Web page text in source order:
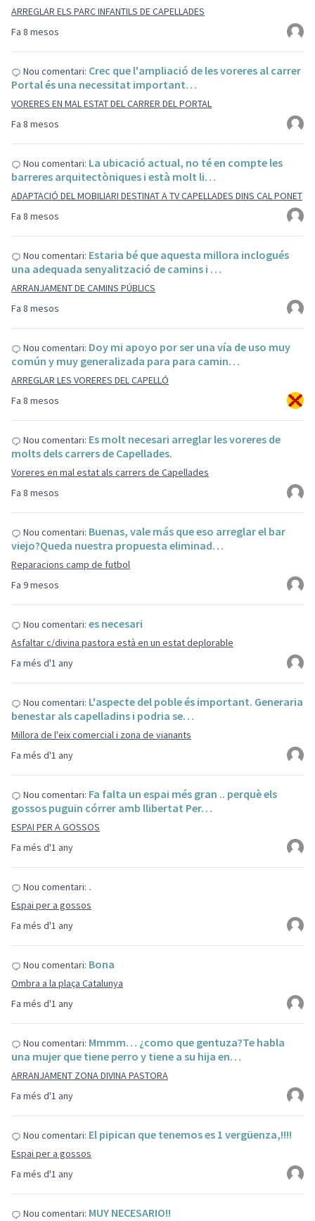
Fa 8 mesos
ARREGLAR ELS PARC INFANTILS DE CAPELLADES
Fa 8 mesos
Nou comentari: Crec que l'ampliació de les voreres al carrer
Portal és una necessitat important…
VORERES EN MAL ESTAT DEL CARRER DEL PORTAL
Fa 8 mesos
Nou comentari: La ubicació actual, no té en compte les
barreres arquitectòniques i està molt li…
ADAPTACIÓ DEL MOBILIARI DESTINAT A TV CAPELLADES DINS CAL PONET
Fa 8 mesos
Nou comentari: Estaria bé que aquesta millora inclogués
una adequada senyalització de camins i …
ARRANJAMENT DE CAMINS PÚBLICS
Fa 8 mesos
Nou comentari: Doy mi apoyo por ser una vía de uso muy
común y muy generalizada para para camin…
ARREGLAR LES VORERES DEL CAPELLÓ
Fa 8 mesos
Nou comentari: Es molt necesari arreglar les voreres de
molts dels carrers de Capellades.
Voreres en mal estat als carrers de Capellades
Fa 9 mesos
Nou comentari: Buenas, vale más que eso arreglar el bar
viejo?Queda nuestra propuesta eliminad…
Reparacions camp de futbol
Fa més d'1 any
Nou comentari: es necesari
Asfaltar c/divina pastora està en un estat deplorable
Fa més d'1 any
Nou comentari: L'aspecte del poble és important. Generaria
benestar als capelladins i podria se…
Millora de l'eix comercial i zona de vianants
Fa més d'1 any
Nou comentari: Fa falta un espai més gran .. perquè els
gossos puguin córrer amb llibertat Per…
ESPAI PER A GOSSOS
Fa més d'1 any
Nou comentari: .
Espai per a gossos
Fa més d'1 any
Nou comentari: Bona
Ombra a la plaça Catalunya
Fa més d'1 any
Nou comentari: Mmmm… ¿como que gentuza?Te habla
una mujer que tiene perro y tiene a su hija en…
ARRANJAMENT ZONA DIVINA PASTORA
Fa més d'1 any
Nou comentari: El pipican que tenemos es 1 vergüenza,!!!!
Espai per a gossos
Nou comentari: MUY NECESARIO!!